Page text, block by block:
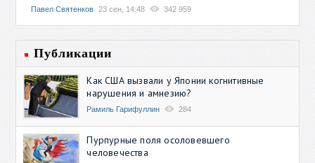
Павел Святенков 23 сен, 14:48 342 959
Публикации
Как США вызвали у Японии когнитивные
нарушения и амнезию?
Рамиль Гарифуллин 284
Пурпурные поля осоловевшего
человечества